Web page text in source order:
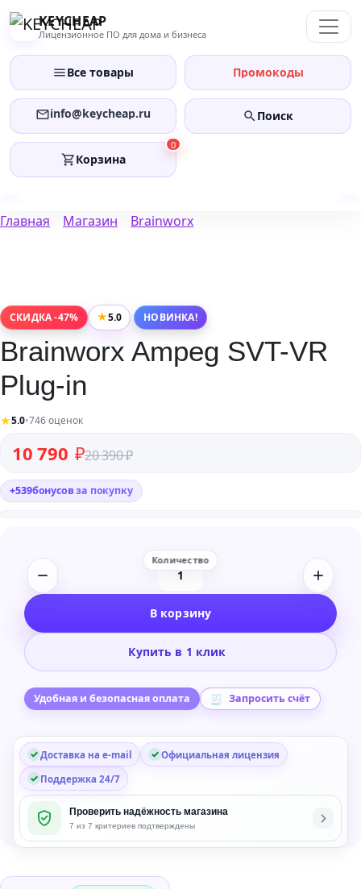
Перейти
KEYCHEAP
Лицензионное ПО для дома и бизнеса
Все товары Промокоды
info@keycheap.ru Поиск
0
Корзина
Главная Магазин Brainworx
СКИДКА -47% ★5.0 НОВИНКА!
Brainworx Ampeg SVT-VR
Plug-in
★5.0•746 оценок
20 390₽
Первоначальная цена составляла 20 390 ₽.
10 790 ₽
Текущая цена: 10 790 ₽.
+539бонусовза покупку
Количество
Brainworx
SVT-
Plug-
В корзину
Купить в 1 клик
Удобная и безопасная оплата Запросить счёт
Доставка на e-mail
Официальная лицензия
Поддержка 24/7
Проверить надёжность магазина
7 из 7 критериев подтверждены